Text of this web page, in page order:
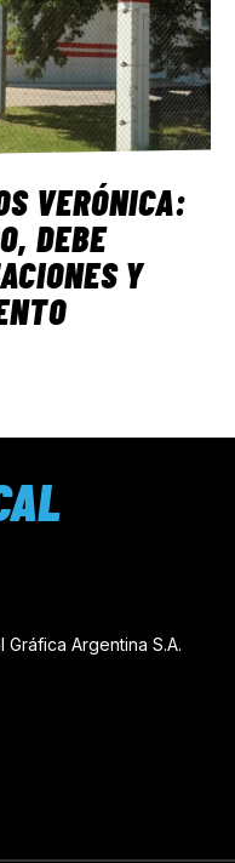
VERÓNICA:
DEBE
Y
Gráfica Argentina S.A.